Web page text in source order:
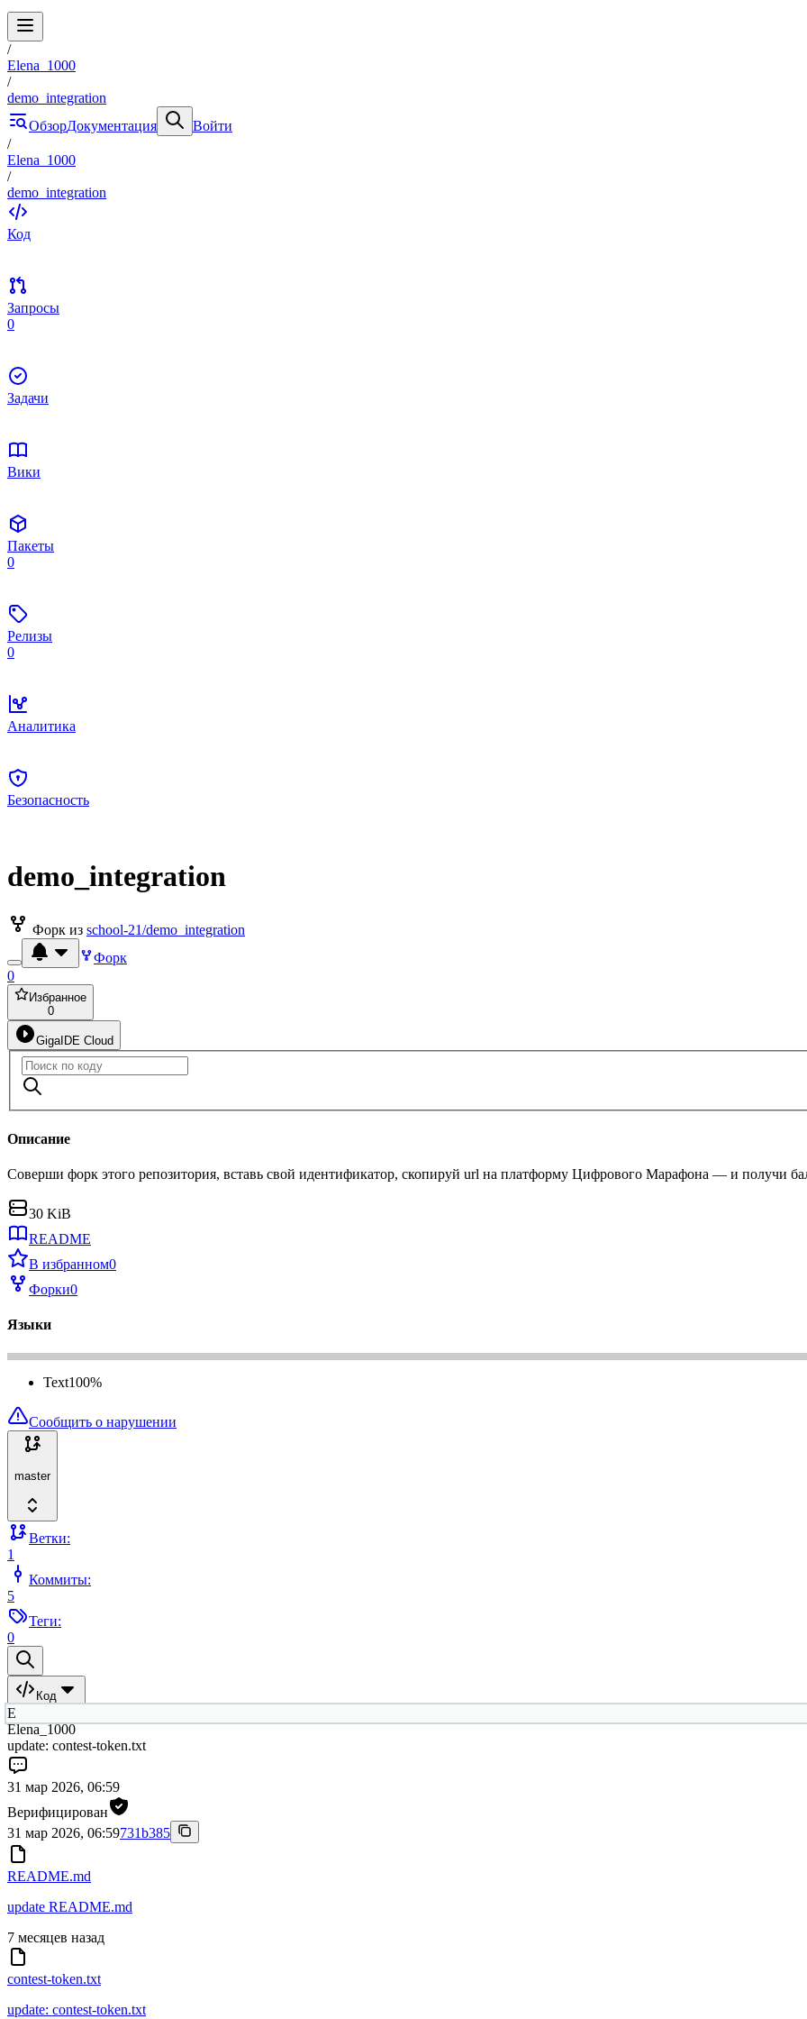
/
Elena_1000
/
demo_integration
ОбзорДокументация
Войти
/
Elena_1000
/
demo_integration
Код
Запросы
0
Задачи
Вики
Пакеты
0
Релизы
0
Аналитика
Безопасность
demo_integration
Форк из school-21/demo_integration
Форк
0
Избранное
0
GigaIDE Cloud
Описание
Соверши форк этого репозитория, вставь свой идентификатор, скопируй url на платформу Цифрового Марафона — и получи
30 KiB
README
В избранном0
Форки0
Языки
Text100%
Сообщить о нарушении
master
Ветки:
1
Коммиты:
5
Теги:
0
Код
E
Elena_1000
update: contest-token.txt
31 мар 2026, 06:59
Верифицирован
31 мар 2026, 06:59731b385
README.md
update README.md
7 месяцев назад
contest-token.txt
update: contest-token.txt